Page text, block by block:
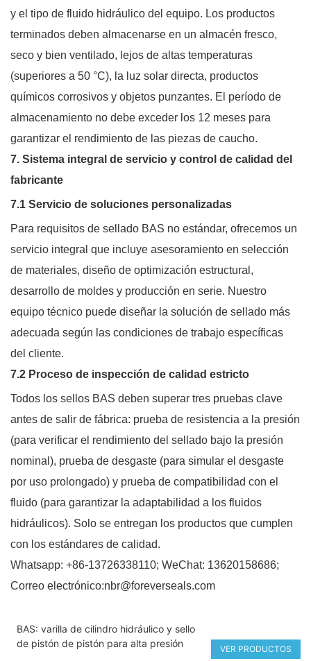
y el tipo de fluido hidráulico del equipo. Los productos
terminados deben almacenarse en un almacén fresco,
seco y bien ventilado, lejos de altas temperaturas
(superiores a 50 °C), la luz solar directa, productos
químicos corrosivos y objetos punzantes. El período de
almacenamiento no debe exceder los 12 meses para
garantizar el rendimiento de las piezas de caucho.
7. Sistema integral de servicio y control de calidad del
fabricante
7.1 Servicio de soluciones personalizadas
Para requisitos de sellado BAS no estándar, ofrecemos un
servicio integral que incluye asesoramiento en selección
de materiales, diseño de optimización estructural,
desarrollo de moldes y producción en serie. Nuestro
equipo técnico puede diseñar la solución de sellado más
adecuada según las condiciones de trabajo específicas
del cliente.
7.2 Proceso de inspección de calidad estricto
Todos los sellos BAS deben superar tres pruebas clave
antes de salir de fábrica: prueba de resistencia a la presión
(para verificar el rendimiento del sellado bajo la presión
nominal), prueba de desgaste (para simular el desgaste
por uso prolongado) y prueba de compatibilidad con el
fluido (para garantizar la adaptabilidad a los fluidos
hidráulicos). Solo se entregan los productos que cumplen
con los estándares de calidad.
Whatsapp: +86-13726338110; WeChat: 13620158686;
Correo electrónico:nbr@foreverseals.com
BAS: varilla de cilindro hidráulico y sello
de pistón de pistón para alta presión
VER PRODUCTOS